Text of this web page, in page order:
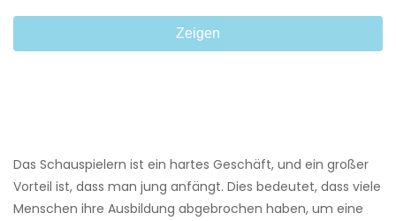
Zeigen
Das Schauspielern ist ein hartes Geschäft, und ein großer
Vorteil ist, dass man jung anfängt. Dies bedeutet, dass viele
Menschen ihre Ausbildung abgebrochen haben, um eine